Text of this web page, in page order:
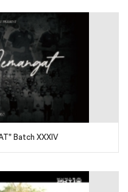
Batch XXXIV